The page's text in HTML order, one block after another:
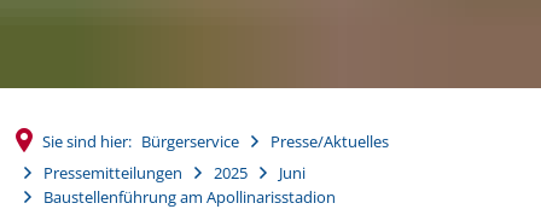
Sie sind hier: Bürgerservice
Presse/Aktuelles
Pressemitteilungen
2025
Juni
Baustellenführung am Apollinarisstadion